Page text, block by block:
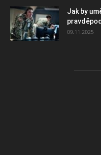
Jak by
09.11.2025